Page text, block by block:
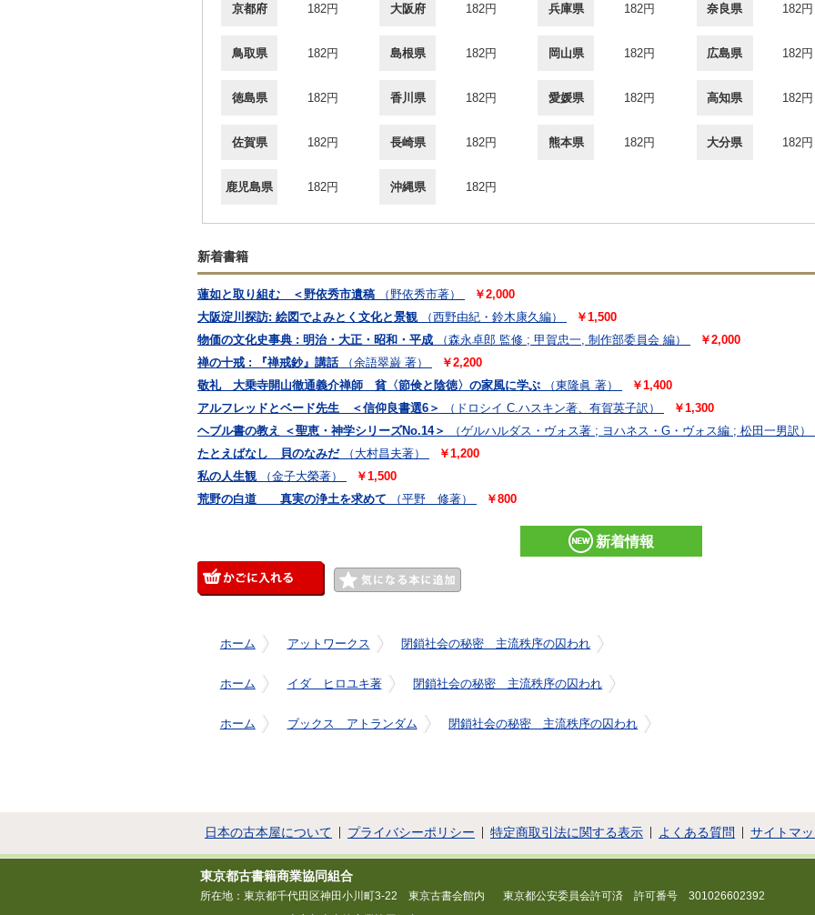
京都府 182円 大阪府 182円 兵庫県 182円 奈良県 182円
鳥取県 182円 島根県 182円 岡山県 182円 広島県 182円
徳島県 182円 香川県 182円 愛媛県 182円 高知県 182円
佐賀県 182円 長崎県 182円 熊本県 182円 大分県 182円
鹿児島県 182円 沖縄県 182円
新着書籍
蓮如と取り組む ＜野依秀市遺稿 （野依秀市著）
￥2,000
大阪淀川探訪: 絵図でよみとく文化と景観
（西野由紀・鈴木康久編）
￥1,500
物価の文化史事典 : 明治・大正・昭和・平成
（森永卓郎 監修 ; 甲賀忠一, 制作部委員会 編）
￥2,000
禅の十戒 : 『禅戒鈔』講話
（余語翠巌 著）
￥2,200
敬礼 大乗寺開山徹通義介禅師 貧〈節倹と陰徳〉の家風に学ぶ
（東隆眞 著）
￥1,400
アルフレッドとベード先生 ＜信仰良書選6＞
（ドロシイ C.ハスキン著、有賀英子訳）
￥1,300
ヘブル書の教え ＜聖恵・神学シリーズNo.14＞
（ゲルハルダス・ヴォス著 ; ヨハネス・G・ヴォス編 ; 松田一男訳）
たとえばなし 貝のなみだ
（大村昌夫著）
￥1,200
私の人生観
（金子大榮著）
￥1,500
荒野の白道 真実の浄土を求めて
（平野 修著） ￥800
新着情報
ホーム アットワークス 閉鎖社会の秘密 主流秩序の囚われ
ホーム イダ ヒロユキ著 閉鎖社会の秘密 主流秩序の囚われ
ホーム ブックス アトランダム 閉鎖社会の秘密 主流秩序の囚われ
日本の古本屋について プライバシーポリシー 特定商取引法に関する表示 よくある質問 サイトマ
東京都古書籍商業協同組合
所在地：東京都千代田区神田小川町3-22 東京古書会館内
東京都公安委員会許可済 許可番号 301026602392